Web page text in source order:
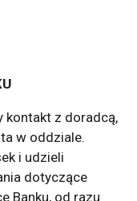
kontakt z doradcą,
w oddziale.
i udzieli
dotyczące
Banku, od razu